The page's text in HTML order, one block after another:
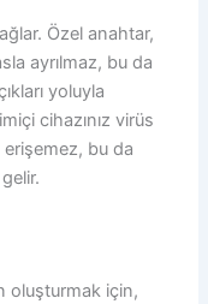
Özel anahtar,
ayrılmaz, bu da
yoluyla
cihazınız virüs
erişemez, bu da
oluşturmak için,